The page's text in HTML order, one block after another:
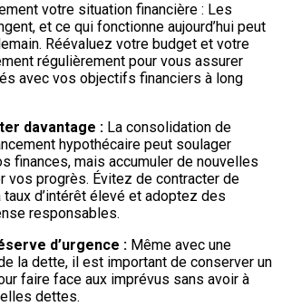
votre situation financière : Les
et ce qui fonctionne aujourd’hui peut
Réévaluez votre budget et votre
régulièrement pour vous assurer
avec vos objectifs financiers à long
davantage : La consolidation de
hypothécaire peut soulager
finances, mais accumuler de nouvelles
vos progrès. Évitez de contracter de
d’intérêt élevé et adoptez des
responsables.
d’urgence : Même avec une
la dette, il est important de conserver un
faire face aux imprévus sans avoir à
dettes.